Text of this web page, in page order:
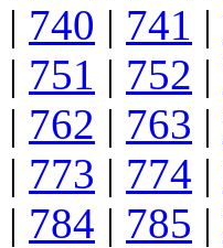
| 740 | 741 |
| 751 | 752 |
| 762 | 763 |
| 773 | 774 |
| 784 | 785 |